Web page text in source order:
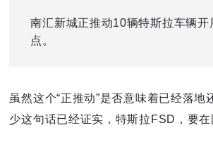
南汇新城正推动10辆特斯拉车辆
点。
虽然这个“正推动”是否意味着已经落地
少这句话已经证实，特斯拉FSD，要在